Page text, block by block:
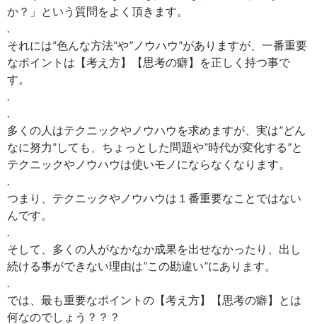
か？」という質問をよく頂きます。
それには”色んな方法”や”ノウハウ”がありますが、一番重要
なポイントは【考え方】【思考の癖】を正しく持つ事で
す。
多くの人はテクニックやノウハウを求めますが、実は”どん
なに努力”しても、ちょっとした問題や”時代が変化する”と
テクニックやノウハウは使いモノにならなくなります。
つまり、テクニックやノウハウは１番重要なことではない
んです。
そして、多くの人がなかなか成果を出せなかったり、出し
続ける事ができない理由は”この勘違い”にあります。
では、最も重要なポイントの【考え方】【思考の癖】とは
何なのでしょう？？？